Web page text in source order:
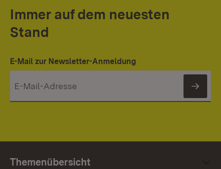
Immer auf dem neuesten
Stand
E-Mail zur Newsletter-Anmeldung
Themenübersicht